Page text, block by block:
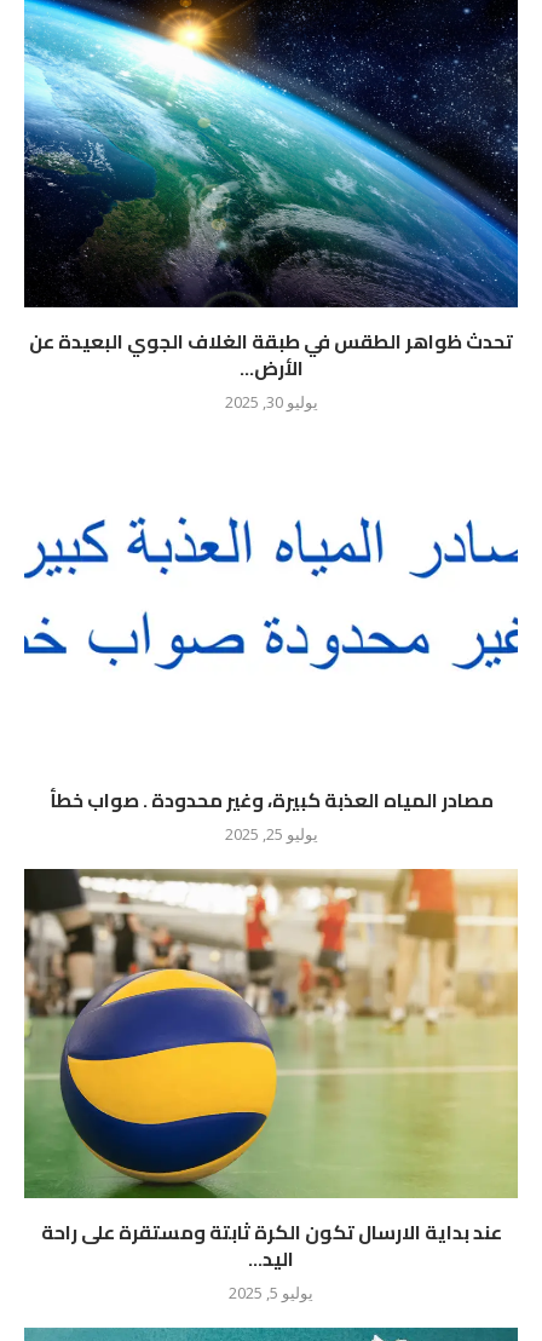
تحدث ظواهر الطقس في طبقة الغلاف الجوي البعيدة عن
الأرض...
يوليو 30, 2025
مصادر المياه العذبة كبيرة، وغير محدودة . صواب خطأ
يوليو 25, 2025
عند بداية الارسال تكون الكرة ثابتة ومستقرة على راحة
اليد...
يوليو 5, 2025